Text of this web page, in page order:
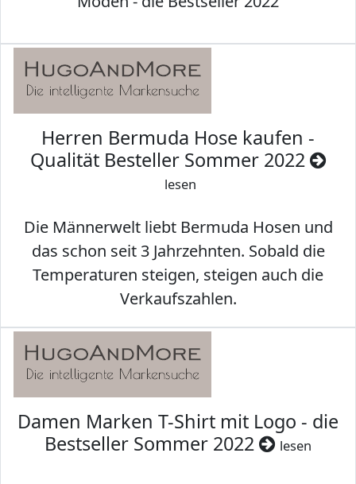
Herren Bermuda Hose kaufen -
Qualität Besteller Sommer 2022
lesen
Die Männerwelt liebt Bermuda Hosen und
das schon seit 3 Jahrzehnten. Sobald die
Temperaturen steigen, steigen auch die
Verkaufszahlen.
Damen Marken T-Shirt mit Logo - die
Bestseller Sommer 2022
lesen